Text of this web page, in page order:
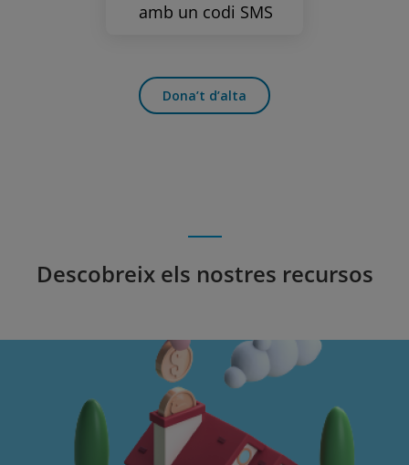
amb un codi SMS
Dona’t d’alta
Descobreix els nostres recursos